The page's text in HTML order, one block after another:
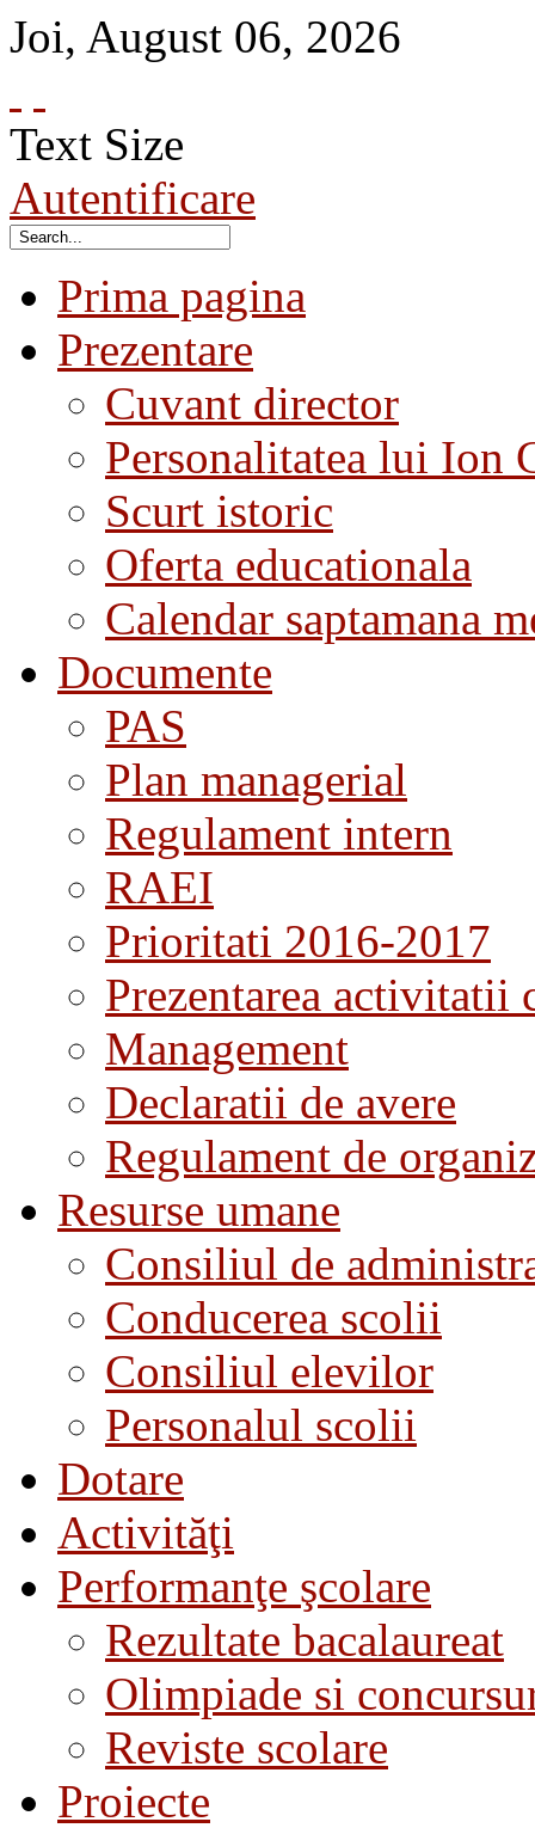
Joi, August 06, 2026
Text Size
Autentificare
Prima pagina
Prezentare
Cuvant director
Personalitatea lui Ion
Scurt istoric
Oferta educationala
Calendar saptamana
Documente
PAS
Plan managerial
Regulament intern
RAEI
Prioritati 2016-2017
Prezentarea activitatii
Management
Declaratii de avere
Regulament de
Resurse umane
Consiliul de
Conducerea scolii
Consiliul elevilor
Personalul scolii
Dotare
Activităţi
Performanţe şcolare
Rezultate bacalaureat
Olimpiade si
Reviste scolare
Proiecte